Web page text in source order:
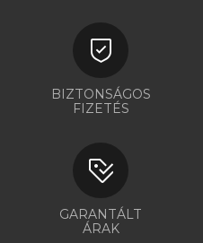
BIZTONSÁGOS
FIZETÉS
GARANTÁLT
ÁRAK